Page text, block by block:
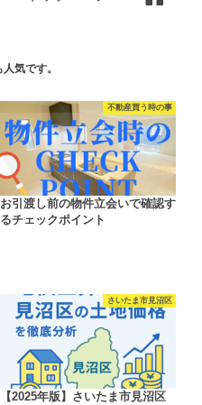
気です。
不動産買う時の事
お引渡し前の物件立会いで確認す
るチェックポイント
さいたま市見沼区
【2025年版】さいたま市見沼区